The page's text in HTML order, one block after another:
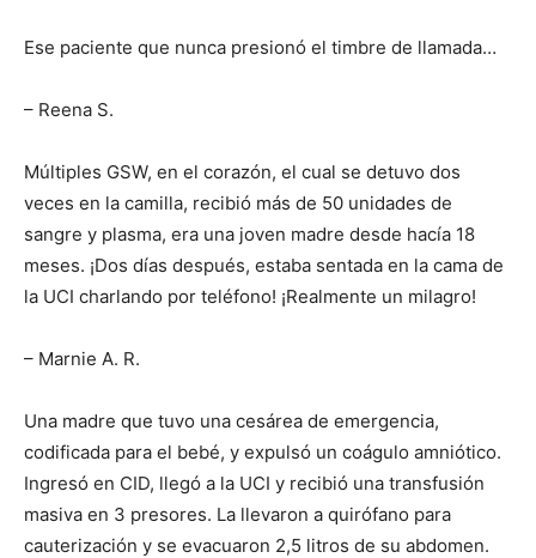
I've read and accept thePrivacy Policy.
Ese paciente que nunca presionó el timbre de llamada…
– Reena S.
Múltiples GSW, en el corazón, el cual se detuvo dos
veces en la camilla, recibió más de 50 unidades de
sangre y plasma, era una joven madre desde hacía 18
meses. ¡Dos días después, estaba sentada en la cama de
la UCI charlando por teléfono! ¡Realmente un milagro!
– Marnie A. R.
Una madre que tuvo una cesárea de emergencia,
codificada para el bebé, y expulsó un coágulo amniótico.
Ingresó en CID, llegó a la UCI y recibió una transfusión
masiva en 3 presores. La llevaron a quirófano para
cauterización y se evacuaron 2,5 litros de su abdomen.